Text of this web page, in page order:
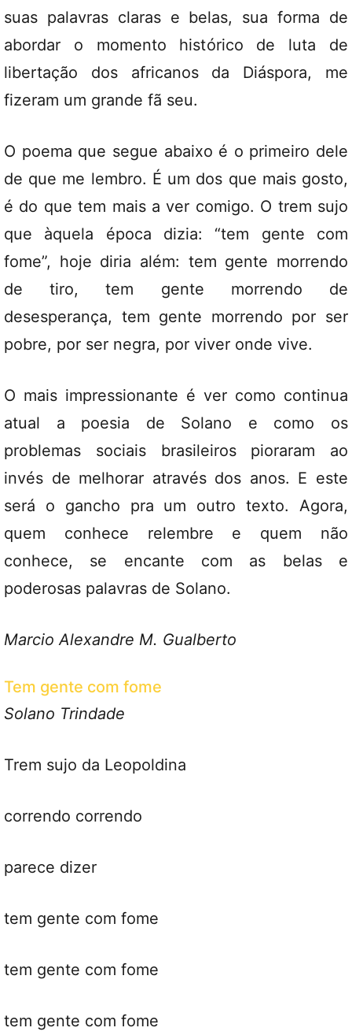
suas palavras claras e belas, sua forma de
abordar o momento histórico de luta de
libertação dos africanos da Diáspora, me
fizeram um grande fã seu.
O poema que segue abaixo é o primeiro dele
de que me lembro. É um dos que mais gosto,
é do que tem mais a ver comigo. O trem sujo
que àquela época dizia: “tem gente com
fome”, hoje diria além: tem gente morrendo
de tiro, tem gente morrendo de
desesperança, tem gente morrendo por ser
pobre, por ser negra, por viver onde vive.
O mais impressionante é ver como continua
atual a poesia de Solano e como os
problemas sociais brasileiros pioraram ao
invés de melhorar através dos anos. E este
será o gancho pra um outro texto. Agora,
quem conhece relembre e quem não
conhece, se encante com as belas e
poderosas palavras de Solano.
Marcio Alexandre M. Gualberto
Tem gente com fome
Solano Trindade
Trem sujo da Leopoldina
correndo correndo
parece dizer
tem gente com fome
tem gente com fome
tem gente com fome